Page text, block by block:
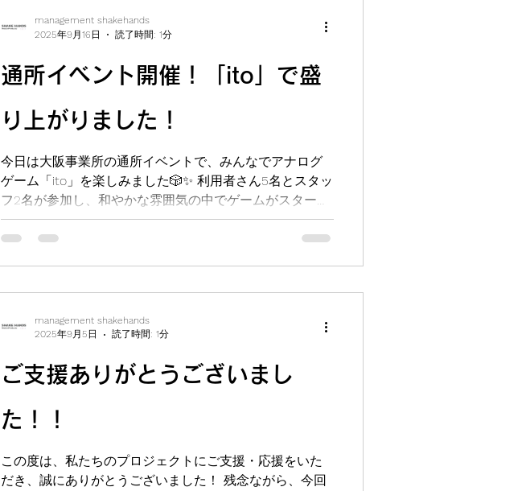
通所イベント開催！「ito」で盛
り上がりました！
今日は大阪事業所の通所イベントで、みんなでアナログ
ゲーム「ito」を楽しみました🎲✨ 利用者さん5名とスタッ
フ2名が参加し、和やかな雰囲気の中でゲームがスタート
しました。 このゲームの醍醐味は、言葉の裏に隠された
お互いの価値観や考え方を知ることができる点です🧐💡...
management shakehands
2025年9月16日
読了時間: 1分
ご支援ありがとうございまし
た！！
この度は、私たちのプロジェクトにご支援・応援をいた
だき、誠にありがとうございました！ 残念ながら、今回
management shakehands
2025年9月5日
読了時間: 1分